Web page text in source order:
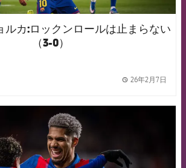
ルカ:ロックンロールは止まらない
（3-0）
26年2月7日
FCB Barcelona badge